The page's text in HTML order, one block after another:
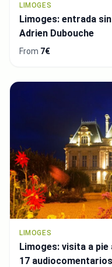
LIMOGES
Limoges: entrada
Adrien Dubouche
From 7€
LIMOGES
Limoges: visita a pie
17 audiocomentarios